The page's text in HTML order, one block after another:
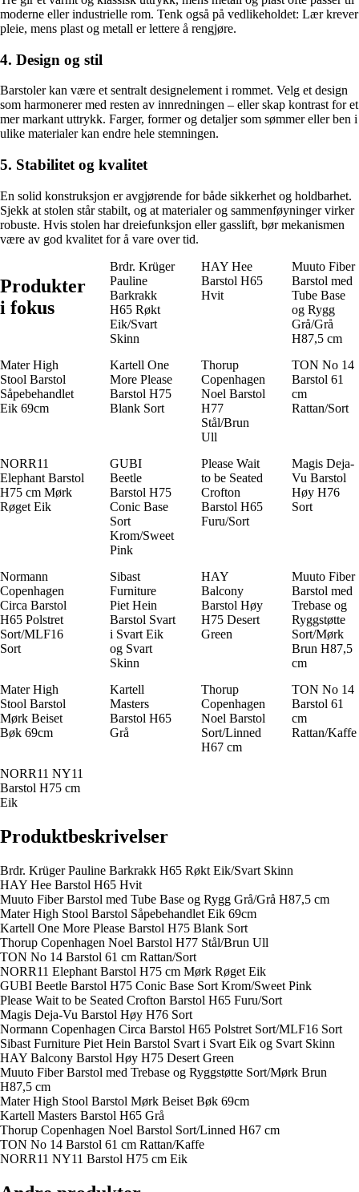
moderne eller industrielle rom. Tenk også på vedlikeholdet: Lær krever
pleie, mens plast og metall er lettere å rengjøre.
4. Design og stil
Barstoler kan være et sentralt designelement i rommet. Velg et design
som harmonerer med resten av innredningen – eller skap kontrast for et
mer markant uttrykk. Farger, former og detaljer som sømmer eller ben i
ulike materialer kan endre hele stemningen.
5. Stabilitet og kvalitet
En solid konstruksjon er avgjørende for både sikkerhet og holdbarhet.
Sjekk at stolen står stabilt, og at materialer og sammenføyninger virker
robuste. Hvis stolen har dreiefunksjon eller gasslift, bør mekanismen
være av god kvalitet for å vare over tid.
Produkter
i fokus
Brdr. Krüger
Pauline
Barkrakk
H65 Røkt
Eik/Svart
Skinn
HAY Hee
Barstol H65
Hvit
Muuto Fiber
Barstol med
Tube Base
og Rygg
Grå/Grå
H87,5 cm
Mater High
Stool Barstol
Såpebehandlet
Eik 69cm
Kartell One
More Please
Barstol H75
Blank Sort
Thorup
Copenhagen
Noel Barstol
H77
Stål/Brun
Ull
TON No 14
Barstol 61
cm
Rattan/Sort
NORR11
Elephant Barstol
H75 cm Mørk
Røget Eik
GUBI
Beetle
Barstol H75
Conic Base
Sort
Krom/Sweet
Pink
Please Wait
to be Seated
Crofton
Barstol H65
Furu/Sort
Magis Deja-
Vu Barstol
Høy H76
Sort
Normann
Copenhagen
Circa Barstol
H65 Polstret
Sort/MLF16
Sort
Sibast
Furniture
Piet Hein
Barstol Svart
i Svart Eik
og Svart
Skinn
HAY
Balcony
Barstol Høy
H75 Desert
Green
Muuto Fiber
Barstol med
Trebase og
Ryggstøtte
Sort/Mørk
Brun H87,5
cm
Mater High
Stool Barstol
Mørk Beiset
Bøk 69cm
Kartell
Masters
Barstol H65
Grå
Thorup
Copenhagen
Noel Barstol
Sort/Linned
H67 cm
TON No 14
Barstol 61
cm
Rattan/Kaffe
NORR11 NY11
Barstol H75 cm
Eik
Produktbeskrivelser
Brdr. Krüger Pauline Barkrakk H65 Røkt Eik/Svart Skinn
HAY Hee Barstol H65 Hvit
Muuto Fiber Barstol med Tube Base og Rygg Grå/Grå H87,5 cm
Mater High Stool Barstol Såpebehandlet Eik 69cm
Kartell One More Please Barstol H75 Blank Sort
Thorup Copenhagen Noel Barstol H77 Stål/Brun Ull
TON No 14 Barstol 61 cm Rattan/Sort
NORR11 Elephant Barstol H75 cm Mørk Røget Eik
GUBI Beetle Barstol H75 Conic Base Sort Krom/Sweet Pink
Please Wait to be Seated Crofton Barstol H65 Furu/Sort
Magis Deja-Vu Barstol Høy H76 Sort
Normann Copenhagen Circa Barstol H65 Polstret Sort/MLF16 Sort
Sibast Furniture Piet Hein Barstol Svart i Svart Eik og Svart Skinn
HAY Balcony Barstol Høy H75 Desert Green
Muuto Fiber Barstol med Trebase og Ryggstøtte Sort/Mørk Brun
H87,5 cm
Mater High Stool Barstol Mørk Beiset Bøk 69cm
Kartell Masters Barstol H65 Grå
Thorup Copenhagen Noel Barstol Sort/Linned H67 cm
TON No 14 Barstol 61 cm Rattan/Kaffe
NORR11 NY11 Barstol H75 cm Eik